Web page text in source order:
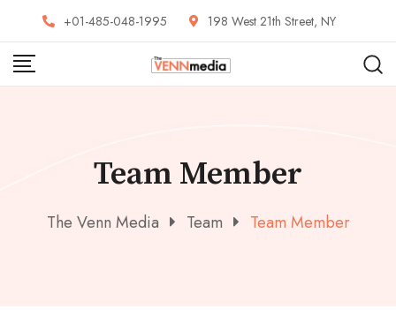
content
+01-485-048-1995 198 West 21th Street, NY
Team Member
The Venn Media Team Team Member